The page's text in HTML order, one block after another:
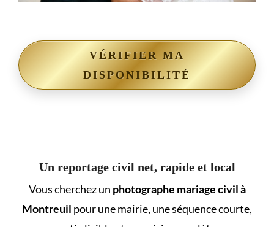
VÉRIFIER MA
DISPONIBILITÉ
Un reportage civil net, rapide et local
Vous cherchez un photographe mariage civil à
Montreuil pour une mairie, une séquence courte,